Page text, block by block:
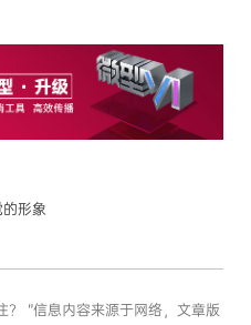
形象
？ ”信息内容来源于网络，文章版